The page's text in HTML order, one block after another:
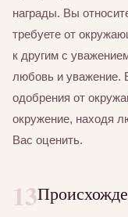
награды. Вы
требуете от
к другим с
любовь и уважение.
одобрения от
окружение, находя
Вас оценить.
13